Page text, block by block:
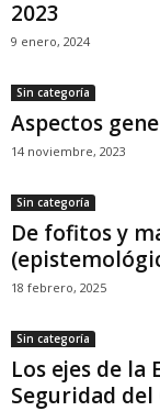
2023
9 enero, 2024
Sin categoría
Aspectos
14 noviembre, 2023
Sin categoría
De fofitos y
18 febrero, 2025
Sin categoría
Los ejes de
Seguridad